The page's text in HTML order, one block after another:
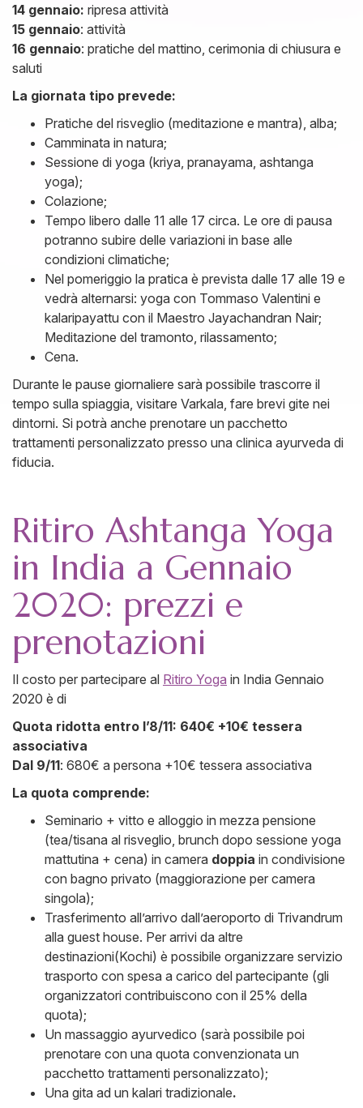
14 gennaio: ripresa attività
15 gennaio: attività
16 gennaio: pratiche del mattino, cerimonia di chiusura e
saluti
La giornata tipo prevede:
Pratiche del risveglio (meditazione e mantra), alba;
Camminata in natura;
Sessione di yoga (kriya, pranayama, ashtanga
yoga);
Colazione;
Tempo libero dalle 11 alle 17 circa. Le ore di pausa
potranno subire delle variazioni in base alle
condizioni climatiche;
Nel pomeriggio la pratica è prevista dalle 17 alle 19 e
vedrà alternarsi: yoga con Tommaso Valentini e
kalaripayattu con il Maestro Jayachandran Nair;
Meditazione del tramonto, rilassamento;
Cena.
Durante le pause giornaliere sarà possibile trascorre il
tempo sulla spiaggia, visitare Varkala, fare brevi gite nei
dintorni. Si potrà anche prenotare un pacchetto
trattamenti personalizzato presso una clinica ayurveda di
fiducia.
Ritiro Ashtanga Yoga
in India a Gennaio
2020: prezzi e
prenotazioni
Il costo per partecipare al Ritiro Yoga in India Gennaio
2020 è di
Quota ridotta entro l’8/11: 640€ +10€ tessera
associativa
Dal 9/11: 680€ a persona +10€ tessera associativa
La quota comprende:
Seminario + vitto e alloggio in mezza pensione
(tea/tisana al risveglio, brunch dopo sessione yoga
mattutina + cena) in camera doppia in condivisione
con bagno privato (maggiorazione per camera
singola);
Trasferimento all’arrivo dall’aeroporto di Trivandrum
alla guest house. Per arrivi da altre
destinazioni(Kochi) è possibile organizzare servizio
trasporto con spesa a carico del partecipante (gli
organizzatori contribuiscono con il 25% della
quota);
Un massaggio ayurvedico (sarà possibile poi
prenotare con una quota convenzionata un
pacchetto trattamenti personalizzato);
Una gita ad un kalari tradizionale.